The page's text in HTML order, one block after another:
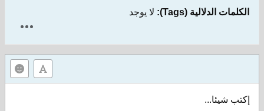
الكلمات الدلالية (Tags): لا يوجد
إكتب شيئا...